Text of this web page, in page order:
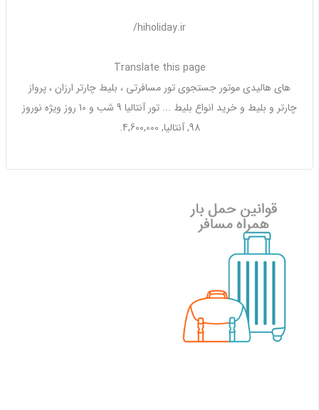
hiholiday.ir/
Translate this page
های هالیدی موتور جستجوی تور مسافرتی ، بلیط چارتر ارزان ، پرواز
چارتر و بلیط و خرید انواع بلیط ... تور آنتالیا 9 شب و 10 روز ویژه
نوروز
98, آنتالیا, 4,600,000.